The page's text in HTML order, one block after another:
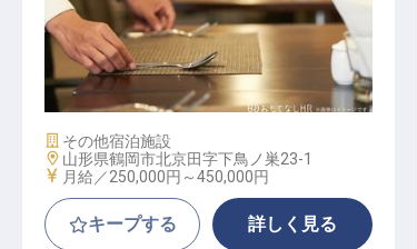
サービスリーダー
施設業態
その他宿泊施設
勤務地
山形県鶴岡市北京田字下鳥ノ巣23-1
給与
月給／250,000円～450,000円
キープする 詳しく見る